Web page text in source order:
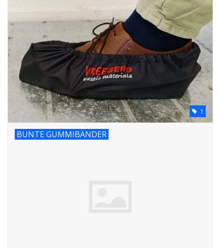
Kreuzgummibänder/X-Bands
Fastfix-Spannbänder
Geknotete Elastikschlaufe
Schwarze Gummibänder –
Sonderangebot!
Weiße Gummibänder –
1
BUNTE GUMMIBÄNDER